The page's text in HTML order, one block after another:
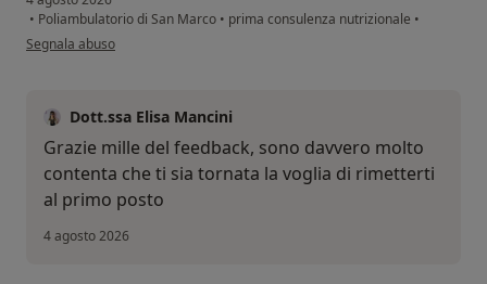
• Poliambulatorio di San Marco • prima consulenza nutrizionale •
secondo l'opinione dell'utente S.M
Segnala abuso
Dott.ssa Elisa Mancini
Grazie mille del feedback, sono davvero molto
contenta che ti sia tornata la voglia di rimetterti
al primo posto
4 agosto 2026